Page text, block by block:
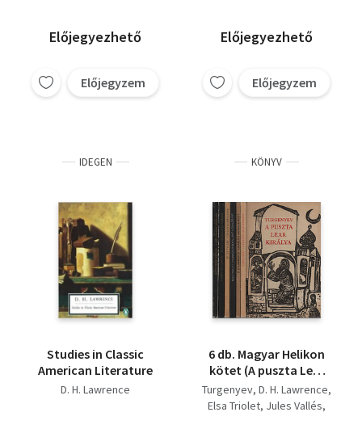
Előjegyezhető
Előjegyzem
Előjegyezhető
Előjegyzem
IDEGEN
Studies in Classic
American Literature
D. H. Lawrence
KÖNYV
6 db. Magyar Helikon
kötet (A puszta Lear
királya + Szerelem a
kazlak közt +
Turgenyev D. H. Lawrence
Elsa Triolet Jules Vallés